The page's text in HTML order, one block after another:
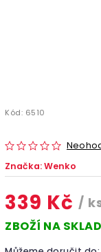
Kód: 6510
Značka:Wenko
339 Kč /
ZBOŽÍ NA